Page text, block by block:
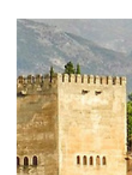
부하고 온화한 날씨를 보입니
비롯하여 스페인 남부는 여행
하기 좋은 지역으로 알려져 있
여행은 조금 힘들 수는 있으며
여행은 힘들 수 있습니다. 특
비쌀 뿐만 아니..